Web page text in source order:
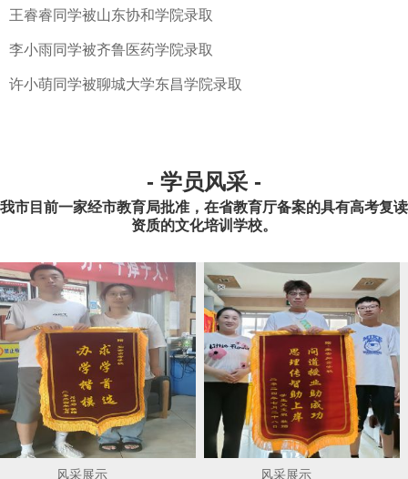
王睿睿同学被山东协和学院录取
李小雨同学被齐鲁医药学院录取
许小萌同学被聊城大学东昌学院录取
- 学员风采 -
我市目前一家经市教育局批准，在省教育厅备案的具有高考复读
资质的文化培训学校。
风采展示 风采展示